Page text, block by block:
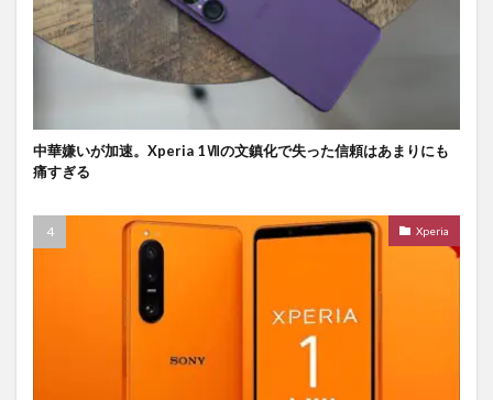
中華嫌いが加速。Xperia 1Ⅶの文鎮化で失った信頼はあまりにも
痛すぎる
Xperia